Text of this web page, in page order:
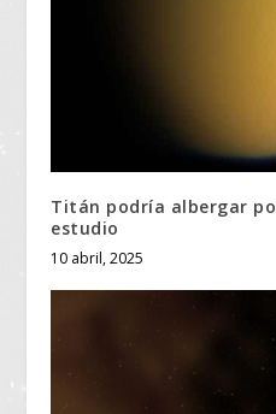
Titán podría albergar
estudio
10 abril, 2025